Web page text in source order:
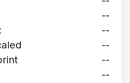
--
--
--
--
--